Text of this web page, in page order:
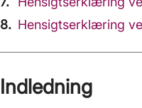
Hensigtserklæring
Indledning